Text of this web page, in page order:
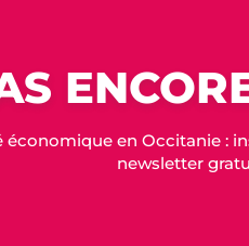
économique en Occitanie :
newsletter